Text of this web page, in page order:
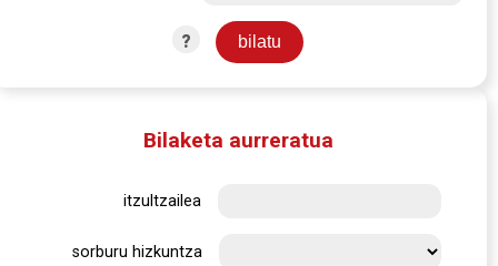
?
Bilaketa aurreratua
itzultzailea
sorburu hizkuntza